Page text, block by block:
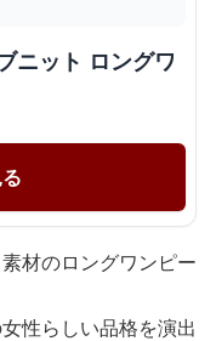
ニット ロングワ
材のロングワンピー
性らしい品格を演出